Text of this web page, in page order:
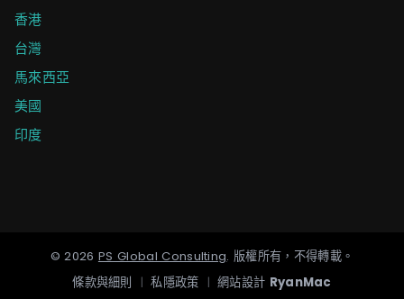
香港
台灣
馬來西亞
美國
印度
©2026 PS Global Consulting. 版權所有，不得轉載。
條款與細則
| 私隱政策 | 網站設計 RyanMac